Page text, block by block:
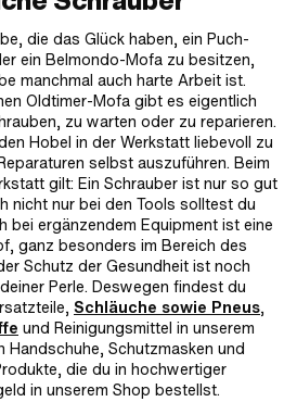
die das Glück haben, ein Puch-
ein Belmondo-Mofa zu besitzen,
manchmal auch harte Arbeit ist.
Oldtimer-Mofa gibt es eigentlich
zu warten oder zu reparieren.
Hobel in der Werkstatt liebevoll zu
selbst auszuführen. Beim
gilt: Ein Schrauber ist nur so gut
nicht nur bei den Tools solltest du
bei ergänzendem Equipment ist eine
ganz besonders im Bereich des
Schutz der Gesundheit ist noch
Perle. Deswegen findest du
Schläuche sowie Pneus,
und Reinigungsmittel in unserem
Handschuhe, Schutzmasken und
die du in hochwertiger
in unserem Shop bestellst.